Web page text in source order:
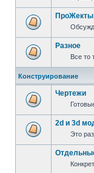
ПроЖекты
Разное
Все то
Конструирование
Чертежи
2d и 3d
Это